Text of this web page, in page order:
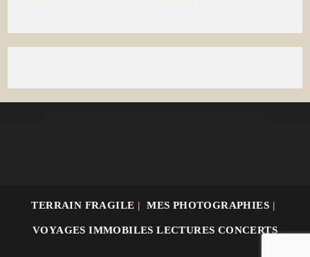
TERRAIN FRAGILE MES PHOTOGRAPHIES
VOYAGES IMMOBILES LECTURES CONCERTS